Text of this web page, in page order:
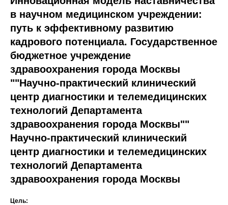
в научном медицинском учреждении:
путь к эффективному развитию
кадрового потенциала. Государственное
бюджетное учреждение
здравоохранения города Москвы
""Научно-практический клинический
центр диагностики и телемедицинских
технологий Департамента
здравоохранения города Москвы""
Научно-практический клинический
центр диагностики и телемедицинских
технологий Департамента
здравоохранения города Москвы
Цель: